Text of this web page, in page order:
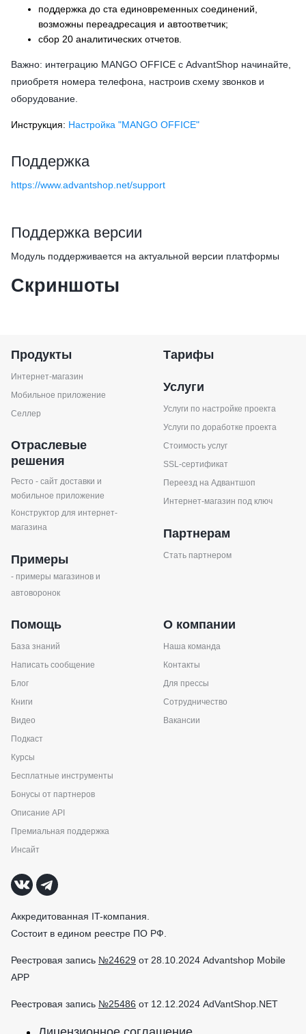
поддержка до ста единовременных соединений,
возможны переадресация и автоответчик;
сбор 20 аналитических отчетов.
Важно: интеграцию MANGO OFFICE с AdvantShop начинайте,
приобретя номера телефона, настроив схему звонков и
оборудование.
Инструкция: Настройка "MANGO OFFICE"
Поддержка
https://www.advantshop.net/support
Поддержка версии
Модуль поддерживается на актуальной версии платформы
Скриншоты
Продукты
Интернет-магазин
Мобильное приложение
Селлер
Отраслевые
решения
Ресто - сайт доставки и
мобильное приложение
Конструктор для интернет-
магазина
Примеры
- примеры магазинов и
автоворонок
Тарифы
Услуги
Услуги по настройке проекта
Услуги по доработке проекта
Стоимость услуг
SSL-сертификат
Переезд на Адвантшоп
Интернет-магазин под ключ
Партнерам
Стать партнером
Помощь
База знаний
Написать сообщение
Блог
Книги
Видео
Подкаст
Курсы
Бесплатные инструменты
Бонусы от партнеров
Описание API
Премиальная поддержка
Инсайт
О компании
Наша команда
Контакты
Для прессы
Сотрудничество
Вакансии
Аккредитованная IT-компания.
Состоит в едином реестре ПО РФ.
Реестровая запись №24629 от 28.10.2024 Advantshop Mobile
APP
Реестровая запись №25486 от 12.12.2024 AdVantShop.NET